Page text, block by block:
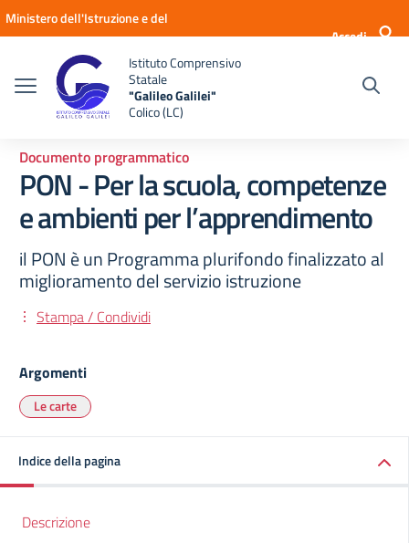
Vai ai contenuti
Vai al menu di navigazione
Vai al footer
Ministero dell'Istruzione e del
Accedi
Istituto Comprensivo
Statale
"Galileo Galilei"
Colico (LC)
Documento programmatico
PON - Per la scuola, competenze
e ambienti per l’apprendimento
il PON è un Programma plurifondo finalizzato al
miglioramento del servizio istruzione
Stampa / Condividi
Argomenti
Le carte
Indice della pagina
Descrizione